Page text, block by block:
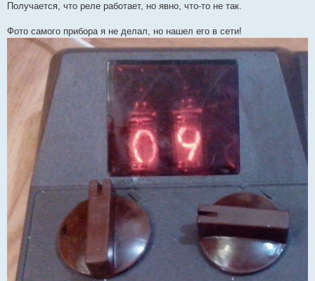
Получается, что реле работает, но явно, что-то не так.
Фото самого прибора я не делал, но нашел его в сети!